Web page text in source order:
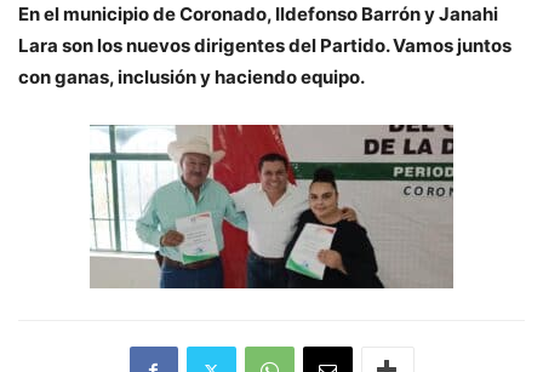
En el municipio de Coronado, Ildefonso Barrón y Janahi
Lara son los nuevos dirigentes del Partido. Vamos juntos
con ganas, inclusión y haciendo equipo.